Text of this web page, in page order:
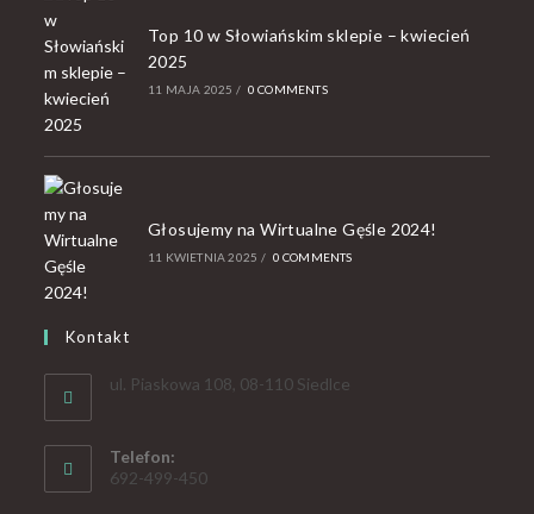
Top 10 w Słowiańskim sklepie – kwiecień
2025
11 MAJA 2025 / 0 COMMENTS
Głosujemy na Wirtualne Gęśle 2024!
11 KWIETNIA 2025 / 0 COMMENTS
Kontakt
ul. Piaskowa 108, 08-110 Siedlce
Telefon:
692-499-450